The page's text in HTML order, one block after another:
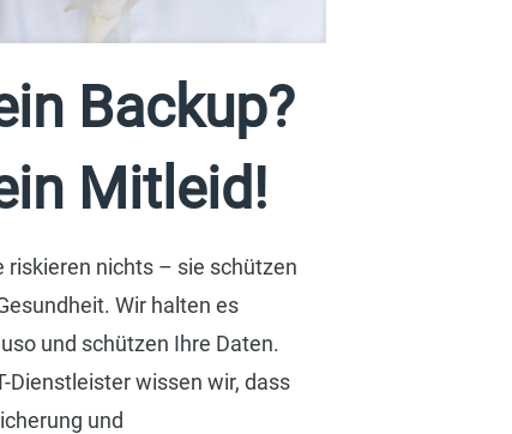
Backup?
Mitleid!
riskieren nichts – sie schützen
Wir halten es
und schützen Ihre Daten.
Dienstleister wissen wir, dass
und